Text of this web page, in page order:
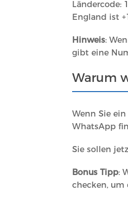
Ländercode:
England ist
Hinweis:
gibt eine
Warum
Wenn Sie
WhatsApp
Sie sollen
Bonus Tipp:
checken, um